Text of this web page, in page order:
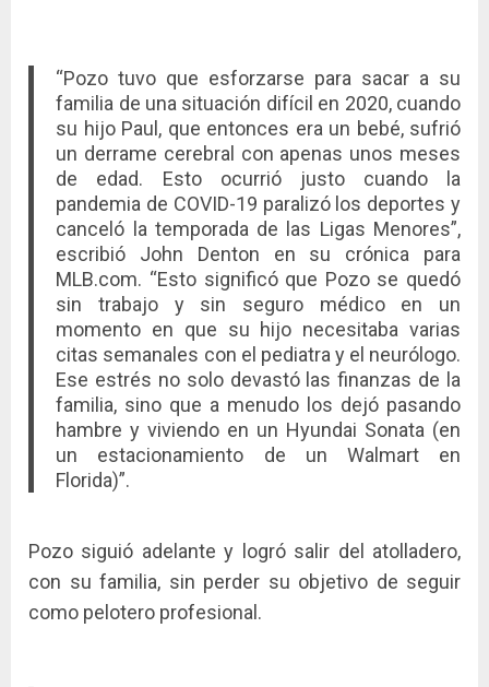
“Pozo tuvo que esforzarse para sacar a su
familia de una situación difícil en 2020, cuando
su hijo Paul, que entonces era un bebé, sufrió
un derrame cerebral con apenas unos meses
de edad. Esto ocurrió justo cuando la
pandemia de COVID-19 paralizó los deportes y
canceló la temporada de las Ligas Menores”,
escribió John Denton en su crónica para
MLB.com. “Esto significó que Pozo se quedó
sin trabajo y sin seguro médico en un
momento en que su hijo necesitaba varias
citas semanales con el pediatra y el neurólogo.
Ese estrés no solo devastó las finanzas de la
familia, sino que a menudo los dejó pasando
hambre y viviendo en un Hyundai Sonata (en
un estacionamiento de un Walmart en
Florida)”.
Pozo siguió adelante y logró salir del atolladero,
con su familia, sin perder su objetivo de seguir
como pelotero profesional.